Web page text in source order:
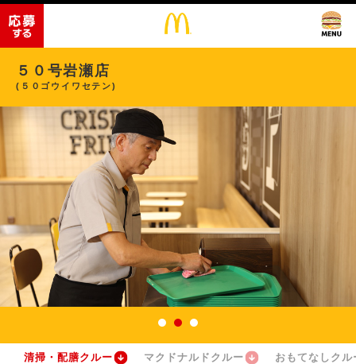
５０号岩瀬店
(５０ゴウイワセテン)
清掃・配膳クルー マクドナルドクルー おもてなしクル